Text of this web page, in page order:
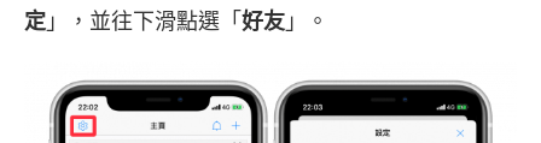
定 」，並往下滑點選「 好友 」。